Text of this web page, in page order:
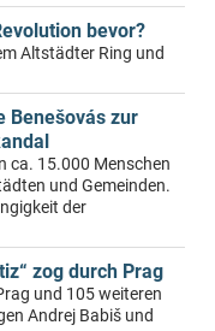
bevor?
Altstädter Ring und
Benešovás zur
ca. 15.000 Menschen
und Gemeinden.
der
zog durch Prag
und 105 weiteren
Andrej Babiš und